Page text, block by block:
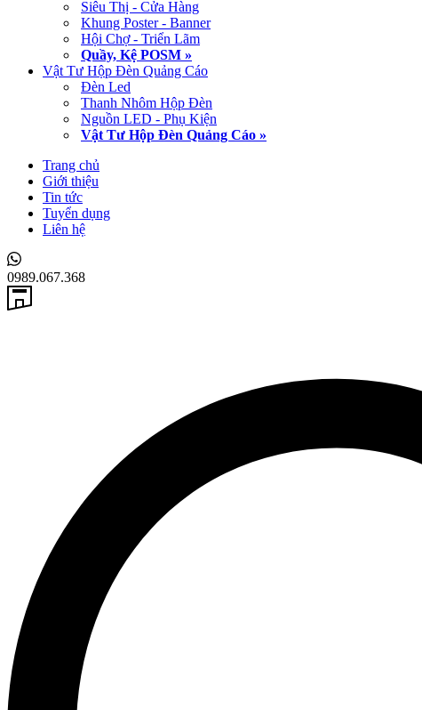
Siêu Thị - Cửa Hàng
Khung Poster - Banner
Hội Chợ - Triển Lãm
Quầy, Kệ POSM »
Vật Tư Hộp Đèn Quảng Cáo
Đèn Led
Thanh Nhôm Hộp Đèn
Nguồn LED - Phụ Kiện
Vật Tư Hộp Đèn Quảng Cáo »
Trang chủ
Giới thiệu
Tin tức
Tuyển dụng
Liên hệ
0989.067.368